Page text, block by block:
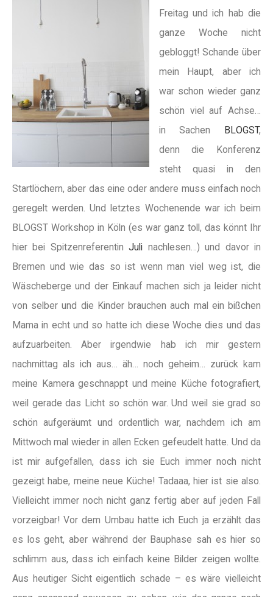
Freitag und ich hab die
ganze Woche nicht
gebloggt! Schande über
mein Haupt, aber ich
war schon wieder ganz
schön viel auf Achse…
in Sachen BLOGST,
denn die Konferenz
steht quasi in den
Startlöchern, aber das eine oder andere muss einfach noch
geregelt werden. Und letztes Wochenende war ich beim
BLOGST Workshop in Köln (es war ganz toll, das könnt Ihr
hier bei SpitzenreferentinJuli nachlesen…) und davor in
Bremen und wie das so ist wenn man viel weg ist, die
Wäscheberge und der Einkauf machen sich ja leider nicht
von selber und die Kinder brauchen auch mal ein bißchen
Mama in echt und so hatte ich diese Woche dies und das
aufzuarbeiten. Aber irgendwie hab ich mir gestern
nachmittag als ich aus… äh… noch geheim… zurück kam
meine Kamera geschnappt und meine Küche fotografiert,
weil gerade das Licht so schön war. Und weil sie grad so
schön aufgeräumt und ordentlich war, nachdem ich am
Mittwoch mal wieder in allen Ecken gefeudelt hatte. Und da
ist mir aufgefallen, dass ich sie Euch immer noch nicht
gezeigt habe, meine neue Küche! Tadaaa, hier ist sie also.
Vielleicht immer noch nicht ganz fertig aber auf jeden Fall
vorzeigbar! Vor dem Umbau hatte ich Euch ja erzählt das
es los geht, aber während der Bauphase sah es hier so
schlimm aus, dass ich einfach keine Bilder zeigen wollte.
Aus heutiger Sicht eigentlich schade – es wäre vielleicht